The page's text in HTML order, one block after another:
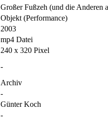
Großer Fußzeh (und die Anderen
Objekt (Performance)
2003
mp4 Datei
240 x 320 Pixel
-
Archiv
-
Günter Koch
-